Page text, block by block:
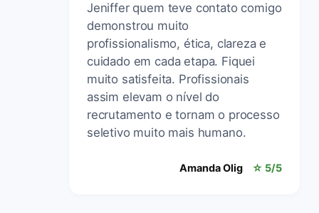
Jeniffer quem teve contato comigo
demonstrou muito
profissionalismo, ética, clareza e
cuidado em cada etapa. Fiquei
muito satisfeita. Profissionais
assim elevam o nível do
recrutamento e tornam o processo
seletivo muito mais humano.
Amanda Olig ☆ 5/5